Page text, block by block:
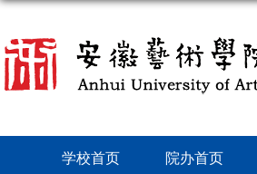
学校首页 院办首页